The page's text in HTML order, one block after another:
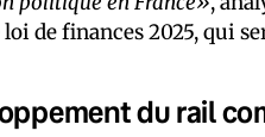
de finances 2025, qui
du rail